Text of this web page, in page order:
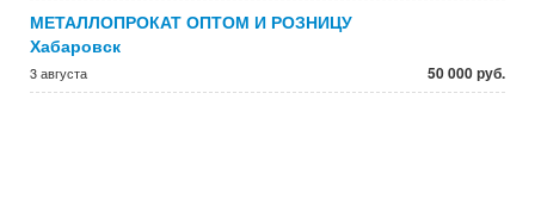
МЕТАЛЛОПРОКАТ ОПТОМ И РОЗНИЦУ
Хабаровск
3 августа 50 000 руб.